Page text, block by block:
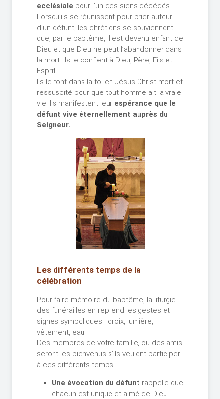
ecclésiale pour l’un des siens décédés.
Lorsqu’ils se réunissent pour prier autour
d’un défunt, les chrétiens se souviennent
que, par le baptême, il est devenu enfant de
Dieu et que Dieu ne peut l’abandonner dans
la mort. Ils le confient à Dieu, Père, Fils et
Esprit.
Ils le font dans la foi en Jésus-Christ mort et
ressuscité pour que tout homme ait la vraie
vie. Ils manifestent leur espérance que le
défunt vive éternellement auprès du
Seigneur.
Les différents temps de la
célébration
Pour faire mémoire du baptême, la liturgie
des funérailles en reprend les gestes et
signes symboliques : croix, lumière,
vêtement, eau.
Des membres de votre famille, ou des amis
seront les bienvenus s’ils veulent participer
à ces différents temps.
Une évocation du défunt rappelle que
chacun est unique et aimé de Dieu.